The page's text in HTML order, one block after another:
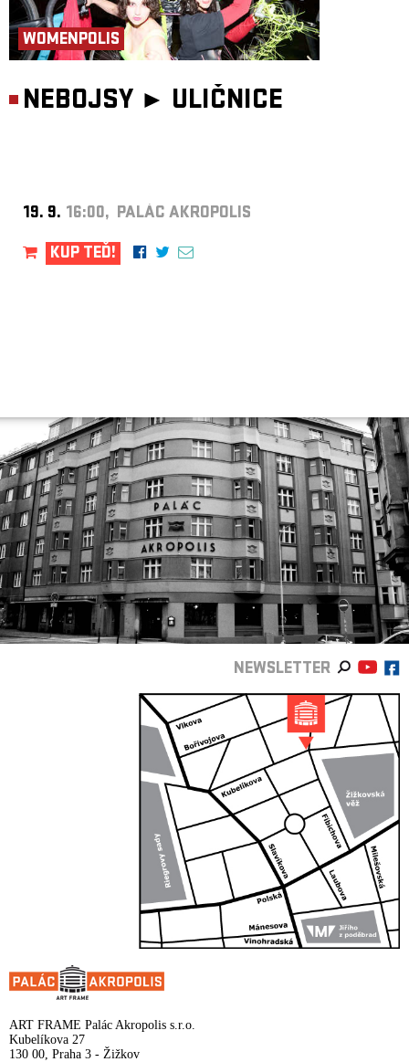
WOMENPOLIS
NEBOJSY ► ULIČNICE
19. 9. 16:00, PALÁC AKROPOLIS
KUP TEĎ!
NEWSLETTER
ART FRAME Palác Akropolis s.r.o.
Kubelíkova 27
130 00, Praha 3 - Žižkov